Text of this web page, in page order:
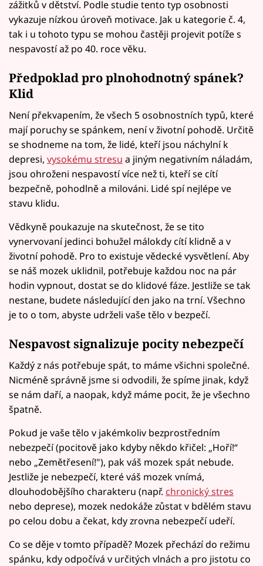
zážitků v dětství. Podle studie tento typ osobnosti
vykazuje nízkou úroveň motivace. Jak u kategorie č. 4,
tak i u tohoto typu se mohou častěji projevit potíže s
nespavostí až po 40. roce věku.
Předpoklad pro plnohodnotný spánek?
Klid
Není překvapením, že všech 5 osobnostních typů, které
mají poruchy se spánkem, není v životní pohodě. Určitě
se shodneme na tom, že lidé, kteří jsou náchylní k
depresi, vysokému stresu a jiným negativním náladám,
jsou ohroženi nespavostí více než ti, kteří se cítí
bezpečně, pohodlně a milováni. Lidé spí nejlépe ve
stavu klidu.
Vědkyně poukazuje na skutečnost, že se tito
vynervovaní jedinci bohužel málokdy cítí klidně a v
životní pohodě. Pro to existuje vědecké vysvětlení. Aby
se náš mozek uklidnil, potřebuje každou noc na pár
hodin vypnout, dostat se do klidové fáze. Jestliže se tak
nestane, budete následující den jako na trní. Všechno
je to o tom, abyste udrželi vaše tělo v bezpečí.
Nespavost signalizuje pocity nebezpečí
Každý z nás potřebuje spát, to máme všichni společné.
Nicméně správně jsme si odvodili, že spíme jinak, když
se nám daří, a naopak, když máme pocit, že je všechno
špatně.
Pokud je vaše tělo v jakémkoliv bezprostředním
nebezpečí (pocitově jako kdyby někdo křičel: „Hoří!“
nebo „Zemětřesení!"), pak váš mozek spát nebude.
Jestliže je nebezpečí, které váš mozek vnímá,
dlouhodobějšího charakteru (např. chronický stres
nebo deprese), mozek nedokáže zůstat v bdělém stavu
po celou dobu a čekat, kdy zrovna nebezpečí udeří.
Co se děje v tomto případě? Mozek přechází do režimu
spánku, kdy odpočívá v určitých vlnách a pro jistotu co